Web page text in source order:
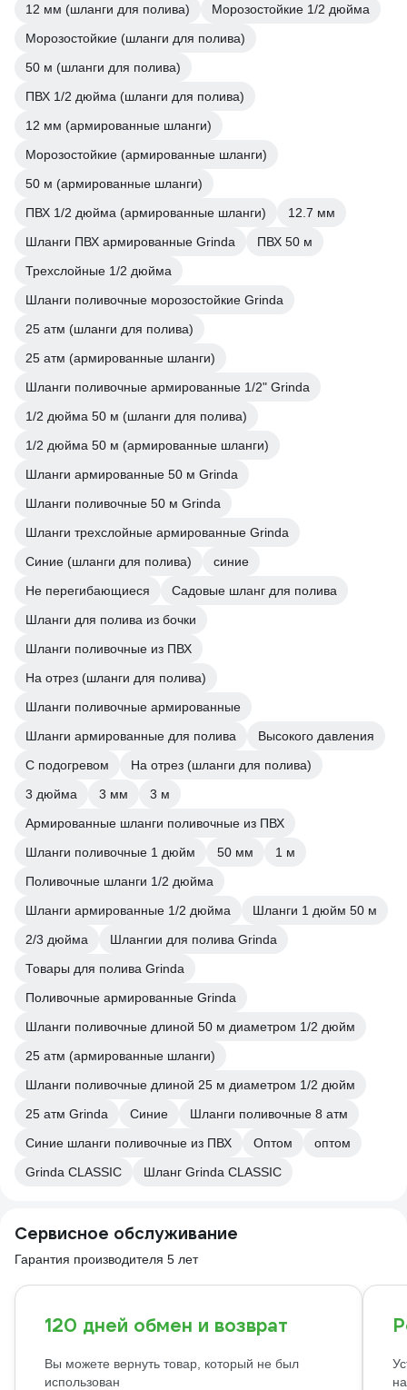
12 мм (шланги для полива)
Морозостойкие 1/2 дюйма
Морозостойкие (шланги для полива)
50 м (шланги для полива)
ПВХ 1/2 дюйма (шланги для полива)
12 мм (армированные шланги)
Морозостойкие (армированные шланги)
50 м (армированные шланги)
ПВХ 1/2 дюйма (армированные шланги)
12.7 мм
Шланги ПВХ армированные Grinda
ПВХ 50 м
Трехслойные 1/2 дюйма
Шланги поливочные морозостойкие Grinda
25 атм (шланги для полива)
25 атм (армированные шланги)
Шланги поливочные армированные 1/2" Grinda
1/2 дюйма 50 м (шланги для полива)
1/2 дюйма 50 м (армированные шланги)
Шланги армированные 50 м Grinda
Шланги поливочные 50 м Grinda
Шланги трехслойные армированные Grinda
Синие (шланги для полива)
синие
Не перегибающиеся
Садовые шланг для полива
Шланги для полива из бочки
Шланги поливочные из ПВХ
На отрез (шланги для полива)
Шланги поливочные армированные
Шланги армированные для полива
Высокого давления
С подогревом
На отрез (шланги для полива)
3 дюйма
3 мм
3 м
Армированные шланги поливочные из ПВХ
Шланги поливочные 1 дюйм
50 мм
1 м
Поливочные шланги 1/2 дюйма
Шланги армированные 1/2 дюйма
Шланги 1 дюйм 50 м
2/3 дюйма
Шлангии для полива Grinda
Товары для полива Grinda
Поливочные армированные Grinda
Шланги поливочные длиной 50 м диаметром 1/2 дюйм
25 атм (армированные шланги)
Шланги поливочные длиной 25 м диаметром 1/2 дюйм
25 атм Grinda
Синие
Шланги поливочные 8 атм
Синие шланги поливочные из ПВХ
Оптом
оптом
Grinda CLASSIC
Шланг Grinda CLASSIC
Сервисное обслуживание
Гарантия производителя 5 лет
120 дней обмен и возврат
Вы можете вернуть товар, который не был
использован